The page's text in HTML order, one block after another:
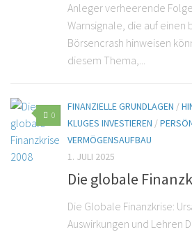
Anleger verheerende
Warnsignale, die auf einen
Börsencrash hinweisen
diesem Thema,...
0
FINANZIELLE GRUNDLAGEN /
KLUGES INVESTIEREN /
VERMÖGENSAUFBAU
1. JULI 2025
Die globale
Die Globale Finanzkrise:
Auswirkungen und Lehren